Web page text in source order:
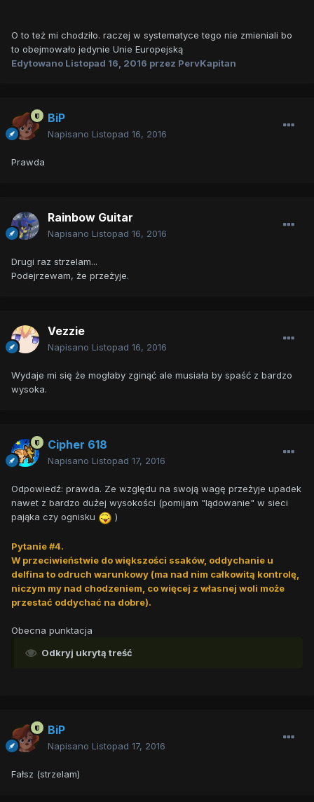
O to też mi chodziło. raczej w systematyce tego nie zmieniali bo
to obejmowało jedynie Unie Europejską
Edytowano Listopad 16, 2016 przez PervKapitan
BiP
Napisano Listopad 16, 2016
Prawda
Rainbow Guitar
Napisano Listopad 16, 2016
Drugi raz strzelam...
Podejrzewam, że przeżyje.
Vezzie
Napisano Listopad 16, 2016
Wydaje mi się że mogłaby zginąć ale musiała by spaść z bardzo
wysoka.
Cipher 618
Napisano Listopad 17, 2016
Odpowiedź: prawda. Ze względu na swoją wagę przeżyje upadek
nawet z bardzo dużej wysokości (pomijam "lądowanie" w sieci
pająka czy ognisku
)
Pytanie #4.
W przeciwieństwie do większości ssaków, oddychanie u
delfina to odruch warunkowy (ma nad nim całkowitą kontrolę,
niczym my nad chodzeniem, co więcej z własnej woli może
przestać oddychać na dobre).
Obecna punktacja
Odkryj ukrytą treść
BiP
Napisano Listopad 17, 2016
Fałsz (strzelam)